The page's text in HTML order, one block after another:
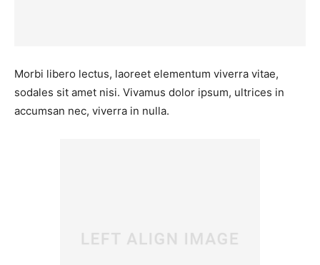
Morbi libero lectus, laoreet elementum viverra vitae,
sodales sit amet nisi. Vivamus dolor ipsum, ultrices in
accumsan nec, viverra in nulla.